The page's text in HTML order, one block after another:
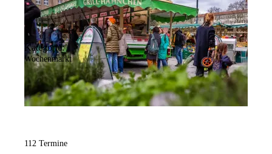
Kategorie:
Wochenmarkt
112 Termine